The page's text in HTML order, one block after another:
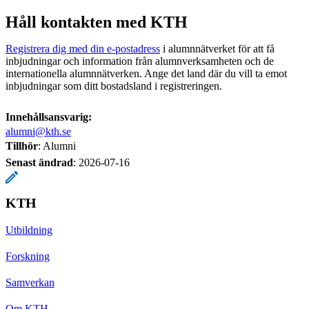
Håll kontakten med KTH
Registrera dig med din e-postadress i alumnnätverket för att få
inbjudningar och information från alumnverksamheten och de
internationella alumnnätverken. Ange det land där du vill ta emot
inbjudningar som ditt bostadsland i registreringen.
Innehållsansvarig:
alumni@kth.se
Tillhör: Alumni
Senast ändrad: 2026-07-16
KTH
Utbildning
Forskning
Samverkan